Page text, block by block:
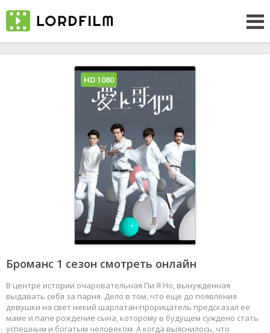
Броманс 1 сезон смотреть онлайн
В центре истории очаровательная Пи Я Но, вынужденная
выдавать себя за парня. Дело в том, что еще до появления
девушки на свет некий шарлатан-прорицатель предсказал ее
маме и папе рождение сына, которому в будущем суждено стать
успешным и богатым человеком. А когда выяснилось, что
HD 1080